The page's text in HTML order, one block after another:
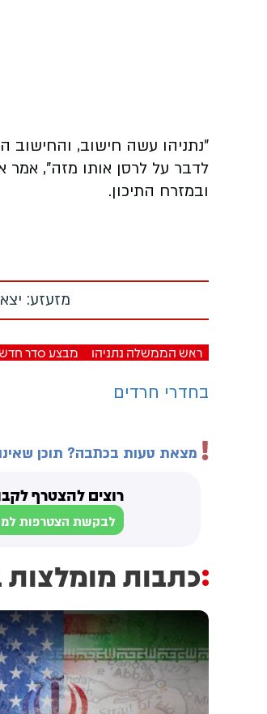
"נתניהו עשה חישוב, והחישוב
לדבר על לרסן אותו מזה", אמר
ובמזרח התיכון.
מזעזע:
ראש הממשלה נתניהו מבצע סדר חדש
בחדרי חרדים
מצאת טעות בכתבה? תוכן
רוצים להצטרף
לבקשת הצטרפות
כתבות מומלצות